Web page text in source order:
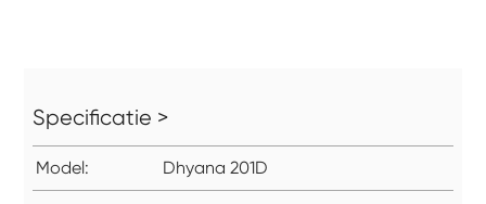
Specificatie >
Model: Dhyana 201D